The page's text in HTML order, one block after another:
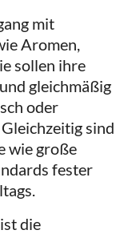
mit
Aromen,
sollen ihre
gleichmäßig
oder
sind
wie große
fester
die